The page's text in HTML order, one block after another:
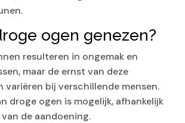
ogen genezen?
resulteren in ongemak en
maar de ernst van deze
variëren bij verschillende mensen.
droge ogen is mogelijk, afhankelijk
de aandoening.